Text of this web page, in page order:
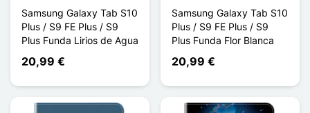
Samsung Galaxy Tab S10
Plus / S9 FE Plus / S9
Plus Funda Lirios de Agua
20,99 €
Samsung Galaxy Tab S10
Plus / S9 FE Plus / S9
Plus Funda Flor Blanca
20,99 €